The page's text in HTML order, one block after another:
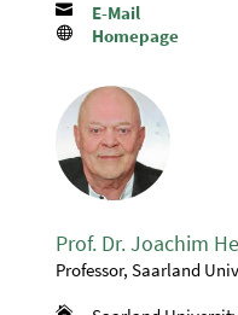
 E-Mail
 Homepage
Prof. Dr. Joachim
Professor, Saarland